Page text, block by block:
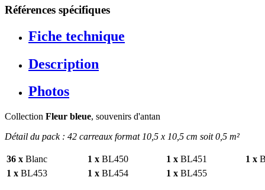
Références spécifiques
Fiche technique
Description
Photos
Collection Fleur bleue, souvenirs d'antan
Détail du pack : 42 carreaux format 10,5 x 10,5 cm soit 0,5 m²
36 x Blanc 1 x BL450 1 x BL451 1 x
1 x BL453 1 x BL454 1 x BL455